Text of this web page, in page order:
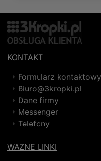
KONTAKT
Formularz kontaktowy
Biuro@3kropki.pl
Dane firmy
Messenger
Telefony
WAŻNE LINKI